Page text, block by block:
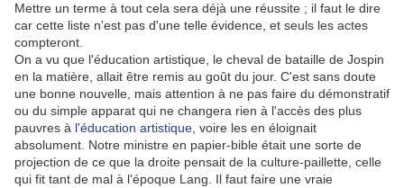
Mettre un terme à tout cela sera déjà une réussite ; il faut le dire
car cette liste n'est pas d'une telle évidence, et seuls les actes
compteront.
On a vu que l'éducation artistique, le cheval de bataille de Jospin
en la matière, allait être remis au goût du jour. C'est sans doute
une bonne nouvelle, mais attention à ne pas faire du démonstratif
ou du simple apparat qui ne changera rien à l'accès des plus
pauvres à l'éducation artistique , voire les en éloignait
absolument. Notre ministre en papier-bible était une sorte de
projection de ce que la droite pensait de la culture-paillette, celle
qui fit tant de mal à l'époque Lang. Il faut faire une vraie